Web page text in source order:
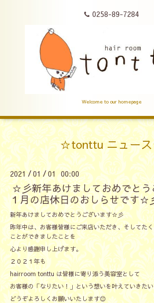
0258-89-7284
Welcome to our homepage
☆tonttu ニュー
2021/01/01 00:00
☆彡新年あけましておめでとう
１月の店休日のおしらせです☆
新年あけましておめでとうございます☆彡
昨年中は、お客様皆様にご来店いただき、そしてた
ことができましたことを
心より感謝申し上げます。
２０２１年も
hairroom tonttu は皆様に寄り添う美容室として
お客様の「なりたい！」という想いを叶えていきた
どうぞよろしくお願いいたします😊